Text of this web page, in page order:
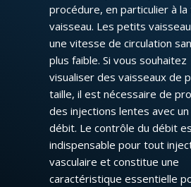
procédure, en particulier à la
vaisseau. Les petits
une vitesse de circulation
plus faible. Si vous souhaitez
visualiser des vaisseaux de
taille, il est nécessaire de
des injections lentes avec un
débit. Le contrôle du débit
indispensable pour tout
vasculaire et constitue une
caractéristique essentielle